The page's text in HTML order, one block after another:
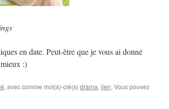
en date. Peut-être que je vous ai donné
:)
, avec comme mot(s)-clé(s) drama, lien. Vous pouvez